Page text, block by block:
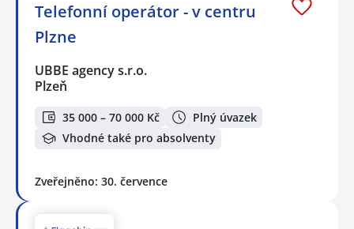
Telefonní operátor - v centru
Plzne
UBBE agency s.r.o.
Plzeň
35 000 – 70 000 Kč
Plný úvazek
Vhodné také pro absolventy
Zveřejněno: 30. července